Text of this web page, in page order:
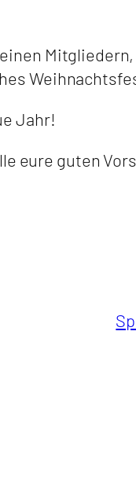
Jahr!
eure guten